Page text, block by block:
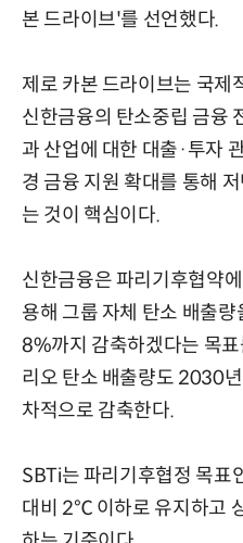
본 드라이브'를 선언했다.
제로 카본 드라이브는 국제
신한금융의 탄소중립 금융
과 산업에 대한 대출·투자
경 금융 지원 확대를 통해
는 것이 핵심이다.
신한금융은 파리기후협약
용해 그룹 자체 탄소 배출
8%까지 감축하겠다는 목
리오 탄소 배출량도 2030
차적으로 감축한다.
SBTi는 파리기후협정 목표
대비 2℃ 이하로 유지하고